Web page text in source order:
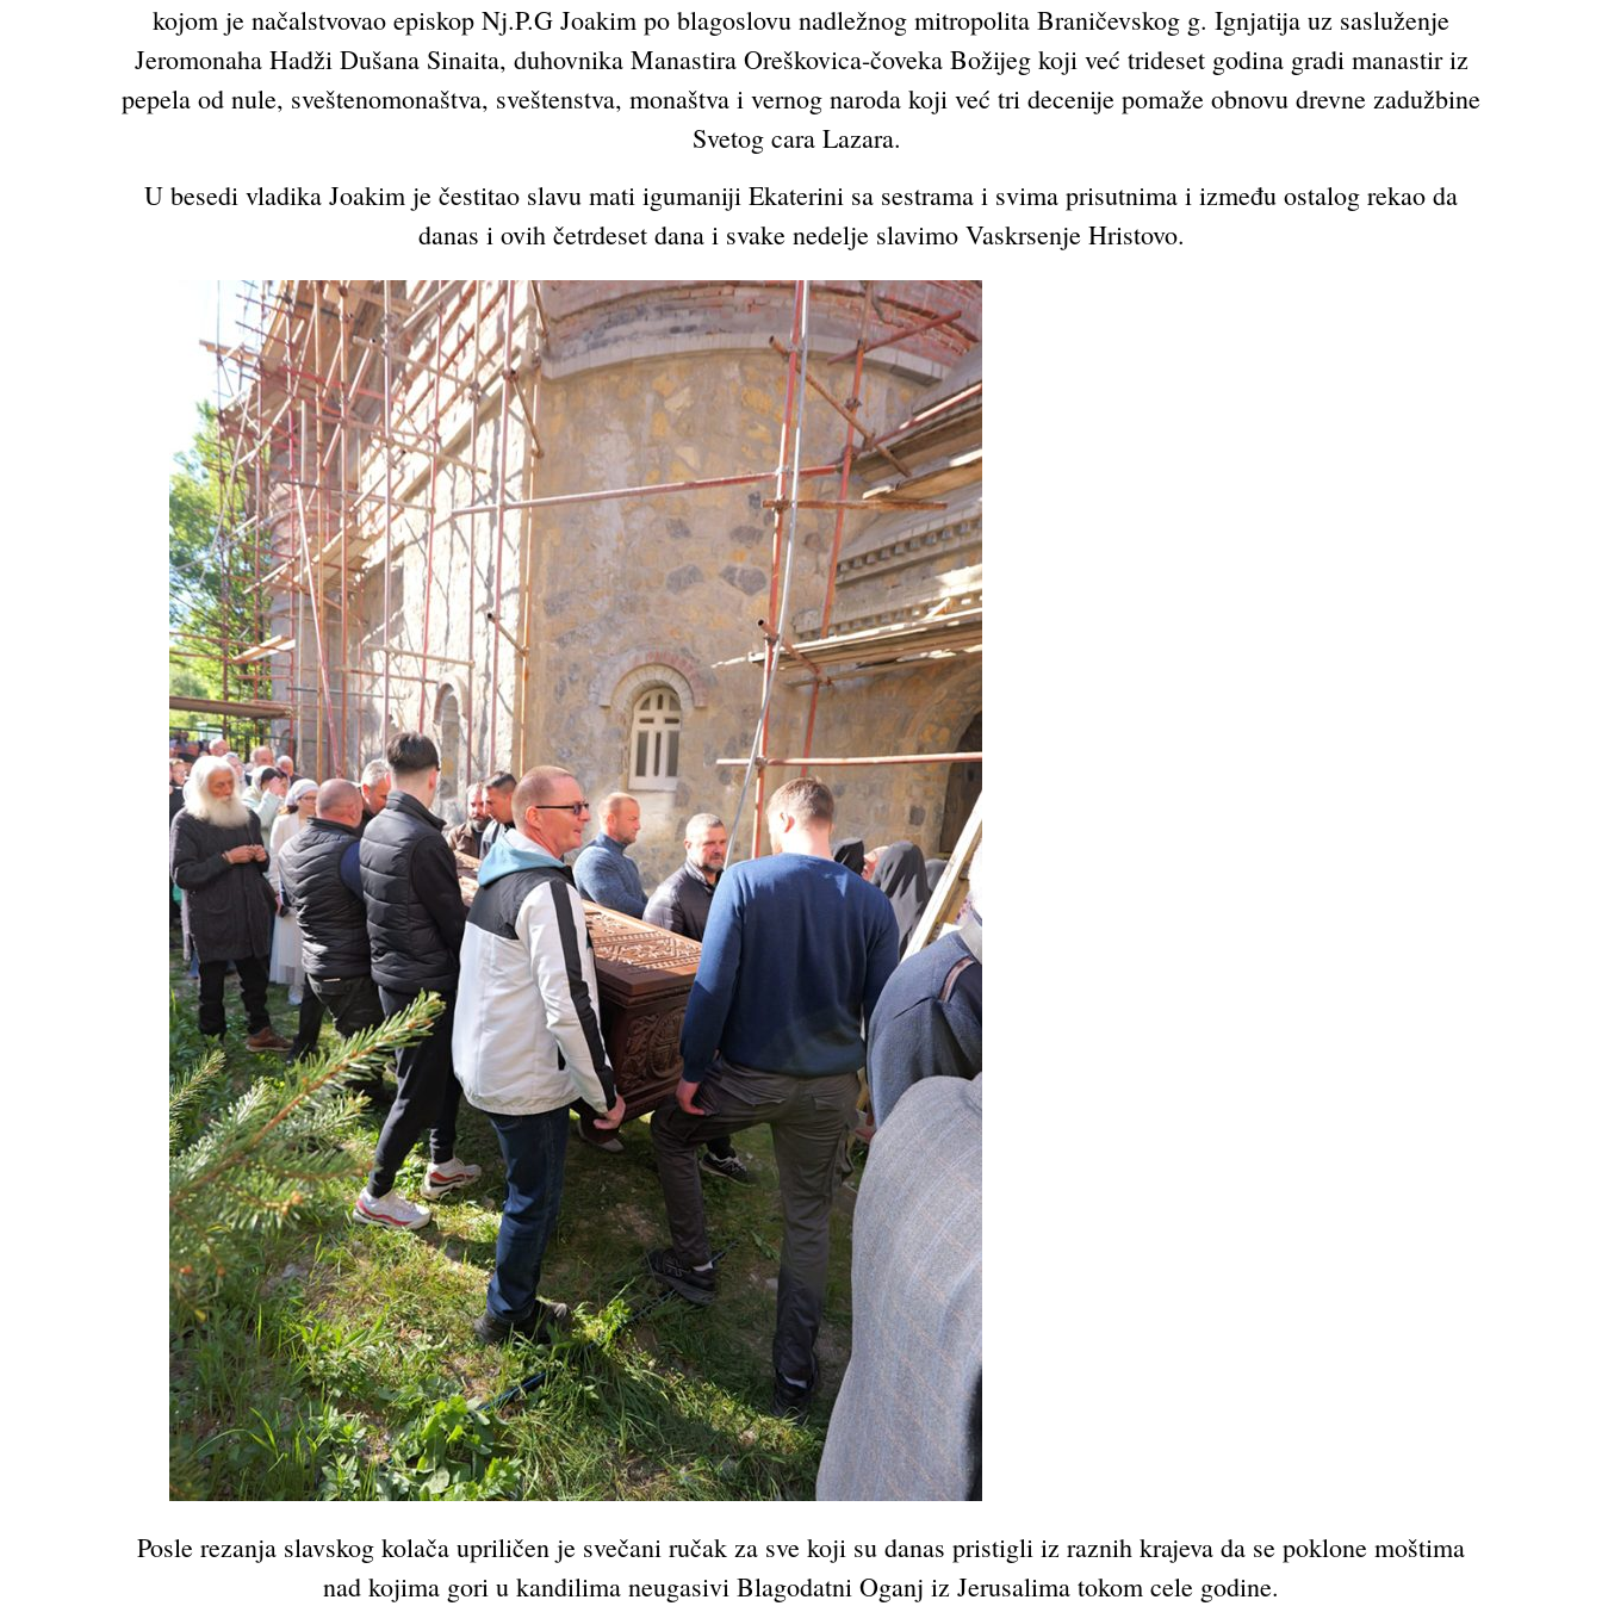
kojom je načalstvovao episkop Nj.P.G Joakim po blagoslovu nadležnog mitropolita Braničevskog g. Ignjatija uz sasluženje
Jeromonaha Hadži Dušana Sinaita, duhovnika Manastira Oreškovica-čoveka Božijeg koji već trideset godina gradi manastir iz
pepela od nule, sveštenomonaštva, sveštenstva, monaštva i vernog naroda koji već tri decenije pomaže obnovu drevne zadužbine
Svetog cara Lazara.
U besedi vladika Joakim je čestitao slavu mati igumaniji Ekaterini sa sestrama i svima prisutnima i između ostalog rekao da
danas i ovih četrdeset dana i svake nedelje slavimo Vaskrsenje Hristovo.
Posle rezanja slavskog kolača upriličen je svečani ručak za sve koji su danas pristigli iz raznih krajeva da se poklone moštima
nad kojima gori u kandilima neugasivi Blagodatni Oganj iz Jerusalima tokom cele godine.